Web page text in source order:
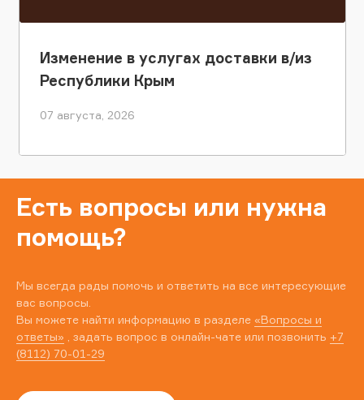
Изменение в услугах доставки в/из
Республики Крым
07 августа, 2026
Есть вопросы или нужна
помощь?
Мы всегда рады помочь и ответить на все интересующие
вас вопросы.
Вы можете найти информацию в разделе «Вопросы и
ответы» , задать вопрос в онлайн-чате или позвонить +7
(8112) 70-01-29